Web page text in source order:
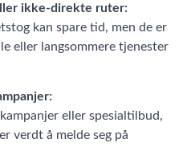
ikke-direkte ruter:
kan spare tid, men de er
eller langsommere tjenester
eller spesialtilbud,
verdt å melde seg på